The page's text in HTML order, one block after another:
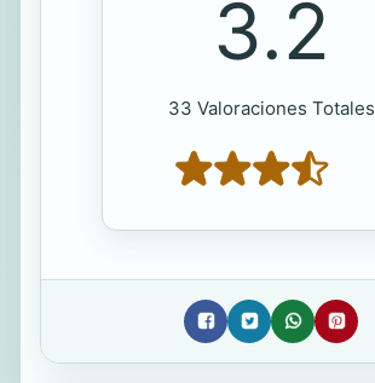
3.2
33 Valoraciones Totales